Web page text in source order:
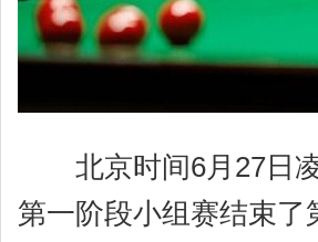
北京时间6月27日凌
第一阶段小组赛结束